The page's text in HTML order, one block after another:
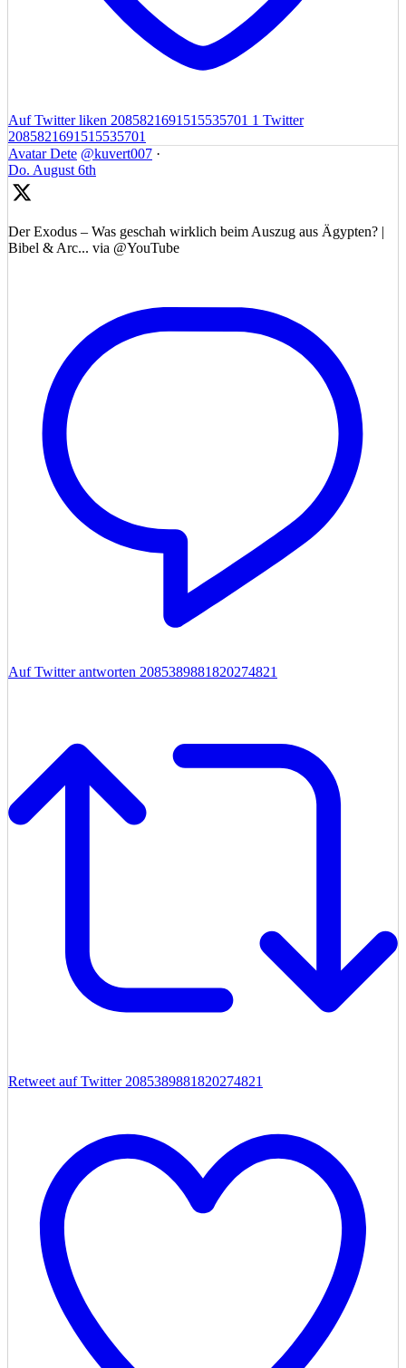
Auf Twitter liken 2085821691515535701 1 Twitter
2085821691515535701
Avatar Dete @kuvert007 ·
Do. August 6th
Der Exodus – Was geschah wirklich beim Auszug aus Ägypten? |
Bibel & Arc... via @YouTube
Auf Twitter antworten 2085389881820274821
Retweet auf Twitter 2085389881820274821